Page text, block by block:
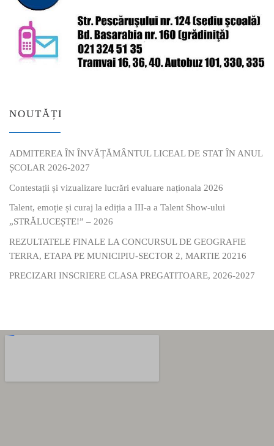
NOUTĂȚI
ADMITEREA ÎN ÎNVĂȚĂMÂNTUL LICEAL DE STAT ÎN ANUL
ȘCOLAR 2026-2027
Contestații și vizualizare lucrări evaluare naționala 2026
Talent, emoție și curaj la ediția a III-a a Talent Show-ului
„STRĂLUCEȘTE!” – 2026
REZULTATELE FINALE LA CONCURSUL DE GEOGRAFIE
TERRA, ETAPA PE MUNICIPIU-SECTOR 2, MARTIE 20216
PRECIZARI INSCRIERE CLASA PREGATITOARE, 2026-2027